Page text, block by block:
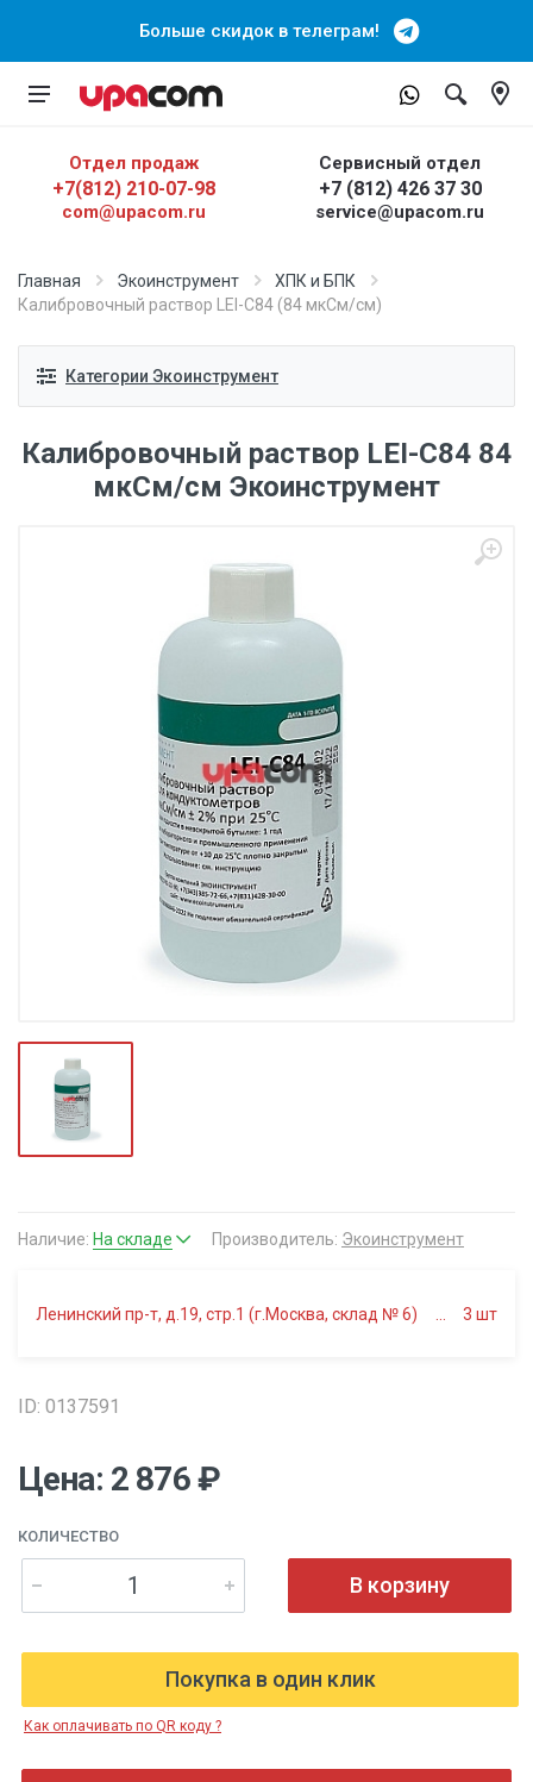
Больше скидок в телеграм!
Отдел продаж
+7(812) 210-07-98
com@upacom.ru
Сервисный отдел
+7 (812) 426 37 30
service@upacom.ru
Главная Экоинструмент
ХПК и БПК
Калибровочный раствор LEI-C84 (84 мкСм/см)
Категории Экоинструмент
Калибровочный раствор LEI-C84 84
мкСм/см Экоинструмент
Наличие: На складе Производитель: Экоинструмент
Ленинский пр-т, д.19, стр.1 (г.Москва, склад № 6) 3 шт
ID: 0137591
Цена: 2 876 ₽
КОЛИЧЕСТВО
В корзину
Покупка в один клик
Как оплачивать по QR коду ?